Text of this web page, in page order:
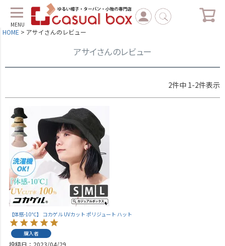
MENU
HOME アサイさんのレビュー
アサイさんのレビュー
2件中 1-2件表示
【体感-10℃】 コカゲル UVカット ポリジュート ハット
購入者